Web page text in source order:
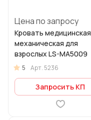
Цена по запросу
Кровать медицинская
механическая для
взрослых LS-MA5009
5 Арт. 5236
Запросить КП